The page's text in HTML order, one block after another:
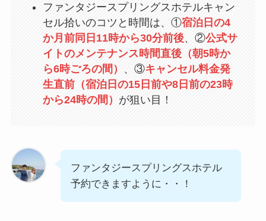
ファンタジースプリングスホテルキャン
セル拾いのコツと時間は、①宿泊日の4
か月前同日11時から30分前後、②公式サ
イトのメンテナンス時間直後（朝5時か
ら6時ごろの間）
、③キャンセル料金発
生直前（宿泊日の15日前や8日前の23時
から24時の間） が狙い目！
ファンタジースプリングスホテル
予約できますように・・！